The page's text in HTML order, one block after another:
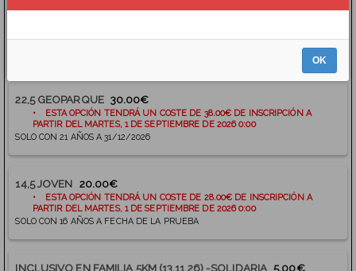
PARTIR DEL MARTES, 1 DE SEPTIEMBRE DE 2026 0:00
22,5 GEOPARQUE 30.00€
• ESTA OPCIÓN TENDRÁ UN COSTE DE 38.00€ DE INSCRIPCIÓN A
PARTIR DEL MARTES, 1 DE SEPTIEMBRE DE 2026 0:00
SOLO CON 21 AÑOS A 31/12/2026
14,5 JOVEN 20.00€
• ESTA OPCIÓN TENDRÁ UN COSTE DE 28.00€ DE INSCRIPCIÓN A
PARTIR DEL MARTES, 1 DE SEPTIEMBRE DE 2026 0:00
SOLO CON 16 AÑOS A FECHA DE LA PRUEBA
INCLUSIVO EN FAMILIA 5KM (13.11.26) -SOLIDARIA 5.00€
OK